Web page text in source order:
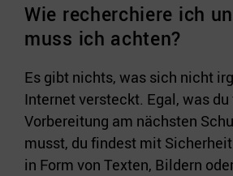
Wie recherchiere ich
muss ich achten?
Es gibt nichts, was sich nicht
Internet versteckt. Egal, was du
Vorbereitung am nächsten
musst, du findest mit
in Form von Texten, Bildern